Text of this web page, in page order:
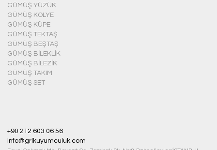
GÜMÜŞ YÜZÜK
GÜMÜŞ KOLYE
GÜMÜŞ KÜPE
GÜMÜŞ TEKTAŞ
GÜMÜŞ BEŞTAŞ
GÜMÜŞ BILEKLIK
GÜMÜŞ BILEZIK
GÜMÜŞ TAKIM
GÜMÜŞ SET
+90 212 603 06 56
info@grlkuyumculuk.com